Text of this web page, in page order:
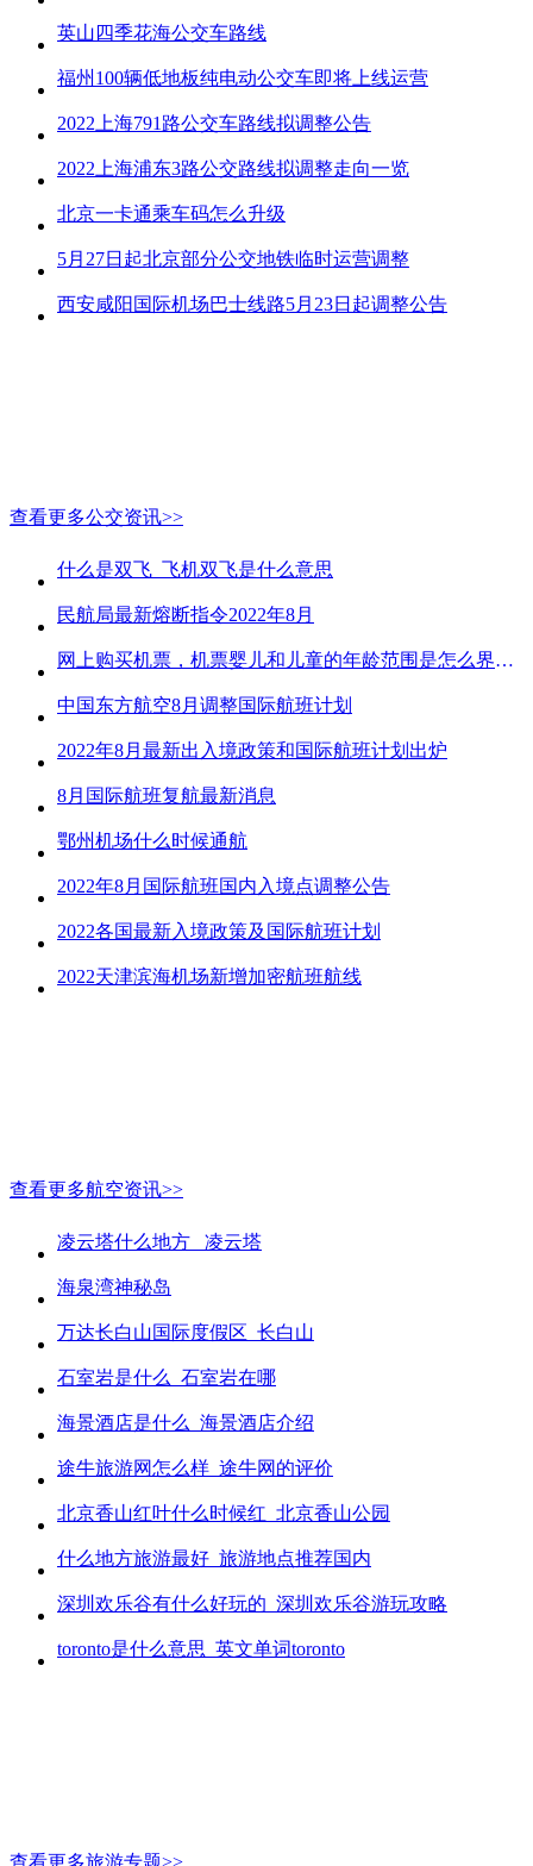
英山四季花海公交车路线
福州100辆低地板纯电动公交车即将上线运营
2022上海791路公交车路线拟调整公告
2022上海浦东3路公交路线拟调整走向一览
北京一卡通乘车码怎么升级
5月27日起北京部分公交地铁临时运营调整
西安咸阳国际机场巴士线路5月23日起调整公告
查看更多公交资讯>>
什么是双飞_飞机双飞是什么意思
民航局最新熔断指令2022年8月
网上购买机票，机票婴儿和儿童的年龄范围是怎么界定的？
中国东方航空8月调整国际航班计划
2022年8月最新出入境政策和国际航班计划出炉
8月国际航班复航最新消息
鄂州机场什么时候通航
2022年8月国际航班国内入境点调整公告
2022各国最新入境政策及国际航班计划
2022天津滨海机场新增加密航班航线
查看更多航空资讯>>
凌云塔什么地方_ 凌云塔
海泉湾神秘岛
万达长白山国际度假区_长白山
石室岩是什么_石室岩在哪
海景酒店是什么_海景酒店介绍
途牛旅游网怎么样_途牛网的评价
北京香山红叶什么时候红_北京香山公园
什么地方旅游最好_旅游地点推荐国内
深圳欢乐谷有什么好玩的_深圳欢乐谷游玩攻略
toronto是什么意思_英文单词toronto